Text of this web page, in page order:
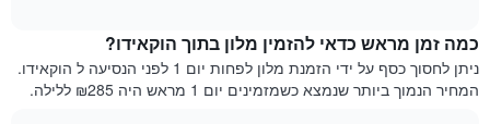
כוכבים.
התרשים
כולל
1
ללילה
הנוכחי,
כפי
שנמצא
כמה זמן מראש כדאי להזמין מלון בתוך הוקאידו?
ניתן לחסוך כסף על ידי הזמנת מלון לפחות יום 1 לפני הנסיעה ל הוקאידו.
המחיר הנמוך ביותר שנמצא כשמזמינים יום 1 מראש היה ₪285 ללילה.